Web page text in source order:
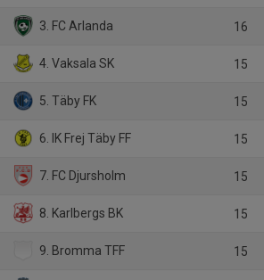
3. FC Arlanda 16
4. Vaksala SK 15
5. Täby FK 15
6. IK Frej Täby FF 15
7. FC Djursholm 15
8. Karlbergs BK 15
9. Bromma TFF 15